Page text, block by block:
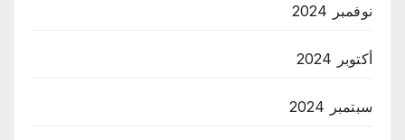
نوفمبر 2024
أكتوبر 2024
سبتمبر 2024